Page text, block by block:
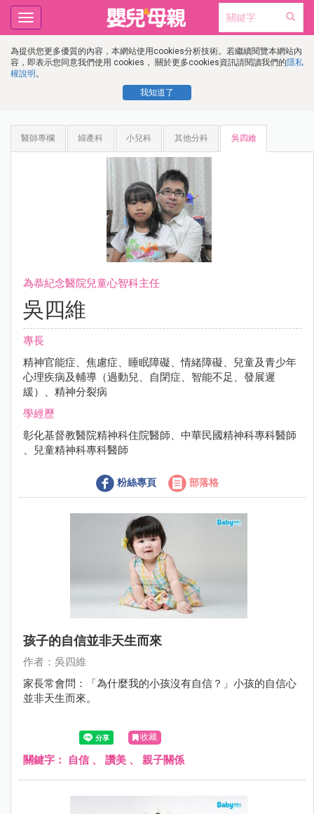
為提供您更多優質的內容，本網站使用cookies分析技術。若繼續閱覽本網站內
容，即表示您同意我們使用 cookies， 關於更多cookies資訊請閱讀我們的隱私
權說明 。
我知道了
Toggle
navigation
醫師專欄 婦產科 小兒科 其他分科 吳四維
為恭紀念醫院兒童心智科主任
吳四維
專長
精神官能症、焦慮症、睡眠障礙、情緒障礙、兒童及青少年
心理疾病及輔導（過動兒、自閉症、智能不足、發展遲
緩）、精神分裂病
學經歷
彰化基督教醫院精神科住院醫師、中華民國精神科專科醫師
、兒童精神科專科醫師
粉絲專頁 部落格
孩子的自信並非天生而來
作者：吳四維
家長常會問：「為什麼我的小孩沒有自信？」小孩的自信心
並非天生而來。
收藏
關鍵字： 自信、 讚美 、 親子關係